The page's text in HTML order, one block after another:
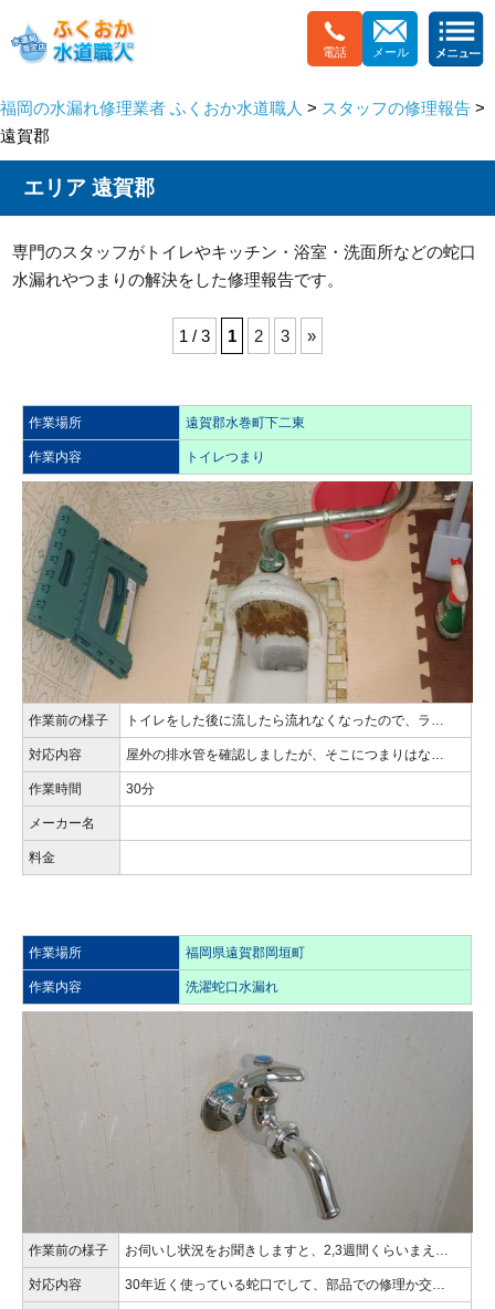
電話 メール
福岡の水漏れ修理業者 ふくおか水道職人 > スタッフの修理報告 >
遠賀郡
エリア 遠賀郡
専門のスタッフがトイレやキッチン・浴室・洗面所などの蛇口
水漏れやつまりの解決をした修理報告です。
1 / 3 1 2 3 »
作業場所 遠賀郡水巻町下二東
作業内容 トイレつまり
作業前の様子 トイレをした後に流したら流れなくなったので、ラ…
対応内容 屋外の排水管を確認しましたが、そこにつまりはな…
作業時間 30分
メーカー名
料金
作業場所 福岡県遠賀郡岡垣町
作業内容 洗濯蛇口水漏れ
作業前の様子 お伺いし状況をお聞きしますと、2,3週間くらいまえ…
対応内容 30年近く使っている蛇口でして、部品での修理か交…